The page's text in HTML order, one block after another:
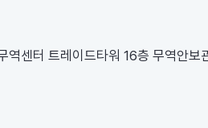
역센터 트레이드타워 16층 무역안보